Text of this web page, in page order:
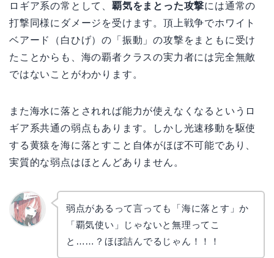
ロギア系の常として、 覇気をまとった攻撃には通常の
打撃同様にダメージを受けます。頂上戦争でホワイト
ベアード（白ひげ）の「振動」の攻撃をまともに受け
たことからも、海の覇者クラスの実力者には完全無敵
ではないことがわかります。
また海水に落とされれば能力が使えなくなるというロ
ギア系共通の弱点もあります。しかし光速移動を駆使
する黄猿を海に落とすこと自体がほぼ不可能であり、
実質的な弱点はほとんどありません。
弱点があるって言っても「海に落とす」か
「覇気使い」じゃないと無理ってこ
と……？ほぼ詰んでるじゃん！！！